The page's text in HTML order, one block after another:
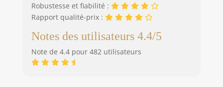
Robustesse et fiabilité :
Rapport qualité-prix :
Notes des utilisateurs 4.4/5
Note de 4.4 pour 482 utilisateurs